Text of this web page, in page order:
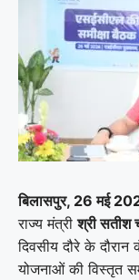
बिलासपुर, 26 मई
राज्य मंत्रीश्री सतीश
दिवसीय दौरे के दौरान
योजनाओं की विस्तृत